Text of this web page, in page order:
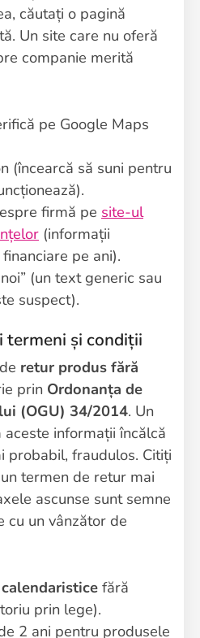
căutați o pagină
Un site care nu oferă
companie merită
pe Google Maps
(încearcă să suni pentru
firmă pe site-ul
(informații
pe ani).
(un text generic sau
suspect).
termeni și condiții
retur produs fără
prin Ordonanța de
(OGU) 34/2014. Un
informații încălcă
probabil, fraudulos. Citiți
termen de retur mai
ascunse sunt semne
cu un vânzător de
fără
prin lege).
2 ani pentru produsele